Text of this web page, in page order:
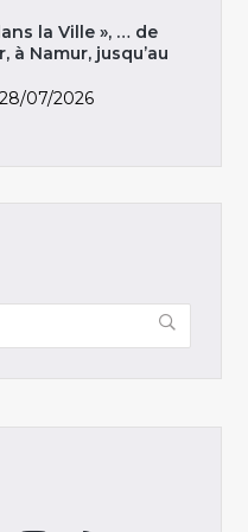
la Ville », … de
à Namur, jusqu’au
07/2026